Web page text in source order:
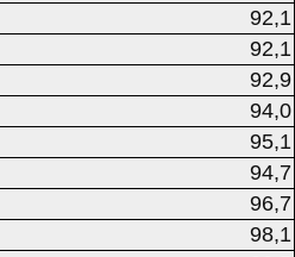
92,1
92,1
92,9
94,0
95,1
94,7
96,7
98,1